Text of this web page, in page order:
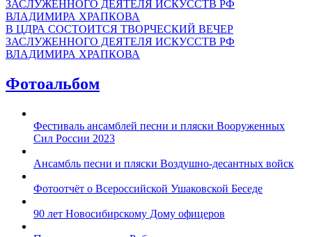
В ЦДРА СОСТОИТСЯ ТВОРЧЕСКИЙ ВЕЧЕР
ЗАСЛУЖЕННОГО ДЕЯТЕЛЯ ИСКУССТВ РФ
ВЛАДИМИРА ХРАПКОВА
Фотоальбом
Фестиваль ансамблей песни и пляски Вооруженных
Сил России 2023
Ансамбль песни и пляски Воздушно-десантных войск
Фотоотчёт о Всероссийской Ушаковской Беседе
90 лет Новосибирскому Дому офицеров